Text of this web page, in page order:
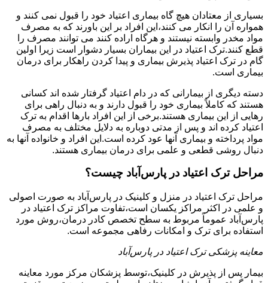
بسیاری از معتادان هیچ گاه بیماری اعتیاد خود را قبول نمی کنند و
همواره آن را انکار می کنند،این افراد بر این باورند که به مصرف
مواد مخدر وابسته نیستند و هرگاه اراده کنند می توانند مصرف را
قطع کنند.ترک اعتیاد در این بیماران بسیار دشوار است زیرا اولین
گام در ترک اعتیاد پذیرش بیماری و پیدا کردن راهکار برای درمان
بیماری است.
دسته دیگری از بیمارانی که در دام اعتیاد گرفتار شده اند کسانی
هستند که کاملاً بیماری خود را قبول دارند و به دنبال راهی برای
رهایی از این بیماری هستند.برخی از این افراد بارها اقدام به ترک
اعتیاد کرده اند و پس از مدتی دوباره به دلایل مختلف به مصرف
مواد پرداخته و بیماری آنها عود کرده است.این افراد و خانواده آنها به
دنبال روشی قطعی و علمی برای درمان بیماری هستند.
مراحل ترک اعتیاد در پارس‌آباد چیست؟
مراحل ترک اعتیاد در منزل و کلینیک در پارس‌آباد به صورت اصولی
و علمی در اکثر مراکز یکسان است،تفاوت مراکز ترک اعتیاد در
پارس‌آباد عموماً مربوط به سطح تخصص کادر درمان،روش مورد
استفاده برای ترک و امکانات رفاهی مجموعه است.
معاینه پزشکی ترک اعتیاد در پارس‌آباد
بیمار پس از پذیرش در کلینیک،توسط پزشکان مرکز مورد معاینه